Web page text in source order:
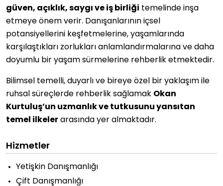
güven, açıklık, saygı ve iş birliği temelinde inşa
etmeye önem verir. Danışanlarının içsel
potansiyellerini keşfetmelerine, yaşamlarında
karşılaştıkları zorlukları anlamlandırmalarına ve daha
doyumlu bir yaşam sürmelerine rehberlik etmektedir.
Bilimsel temelli, duyarlı ve bireye özel bir yaklaşım ile
ruhsal süreçlerde rehberlik sağlamak Okan
Kurtuluş’un uzmanlık ve tutkusunu yansıtan
temel ilkeler arasında yer almaktadır.
Hizmetler
Yetişkin Danışmanlığı
Çift Danışmanlığı